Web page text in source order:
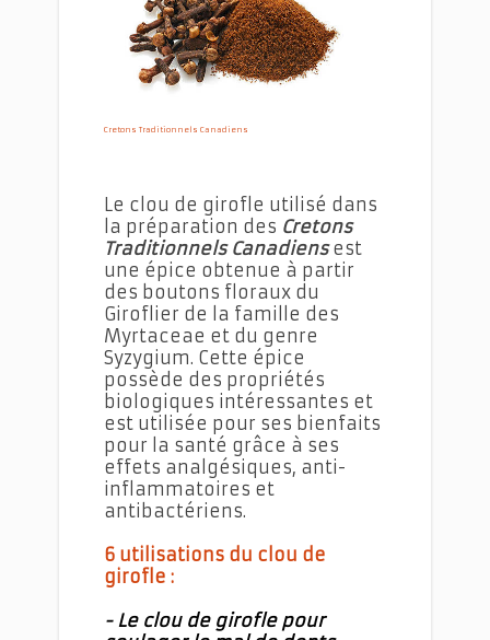
Cretons Traditionnels Canadiens
Cretons Traditionnels Canadiens
Le clou de girofle utilisé dans
la préparation des Cretons
Traditionnels Canadiensest
une épice obtenue à partir
des boutons floraux du
Giroflier de la famille des
Myrtaceae et du genre
Syzygium. Cette épice
possède des propriétés
biologiques intéressantes et
est utilisée pour ses bienfaits
pour la santé grâce à ses
effets analgésiques, anti-
inflammatoires et
antibactériens.
6 utilisations du clou de
girofle :
- Le clou de girofle pour